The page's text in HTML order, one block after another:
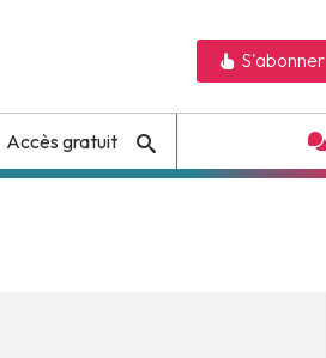
S'abonner
Accès gratuit